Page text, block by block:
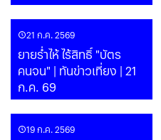
21 ก.ค. 2569
ยายร่ำไห้ ไร้สิทธิ์ "บัตร
คนจน" | ทันข่าวเที่ยง | 21
ก.ค. 69
19 ก.ค. 2569